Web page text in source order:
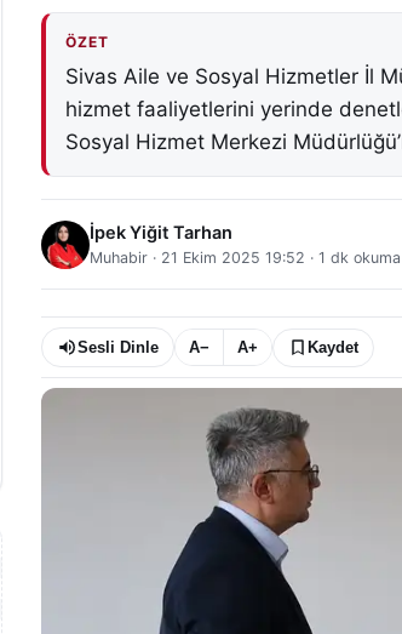
ÖZET
Sivas Aile ve Sosyal Hizmetler İl
hizmet faaliyetlerini yerinde
Sosyal Hizmet Merkezi
İpek Yiğit Tarhan
Muhabir · 21 Ekim 2025 19:52 · 1 dk okuma
Sesli Dinle A− A+ Kaydet